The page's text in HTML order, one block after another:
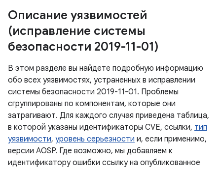
Описание уязвимостей
(исправление системы
безопасности 2019-11-01)
В этом разделе вы найдете подробную информацию
обо всех уязвимостях, устраненных в исправлении
системы безопасности 2019-11-01. Проблемы
сгруппированы по компонентам, которые они
затрагивают. Для каждого случая приведена таблица,
в которой указаны идентификаторы CVE, ссылки, тип
уязвимости, уровень серьезности и, если применимо,
версии AOSP. Где возможно, мы добавляем к
идентификатору ошибки ссылку на опубликованное